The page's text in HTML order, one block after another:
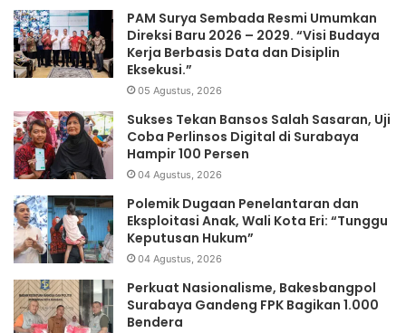
PAM Surya Sembada Resmi Umumkan
Direksi Baru 2026 – 2029. “Visi Budaya
Kerja Berbasis Data dan Disiplin
Eksekusi.”
05 Agustus, 2026
Sukses Tekan Bansos Salah Sasaran, Uji
Coba Perlinsos Digital di Surabaya
Hampir 100 Persen
04 Agustus, 2026
Polemik Dugaan Penelantaran dan
Eksploitasi Anak, Wali Kota Eri: “Tunggu
Keputusan Hukum”
04 Agustus, 2026
Perkuat Nasionalisme, Bakesbangpol
Surabaya Gandeng FPK Bagikan 1.000
Bendera